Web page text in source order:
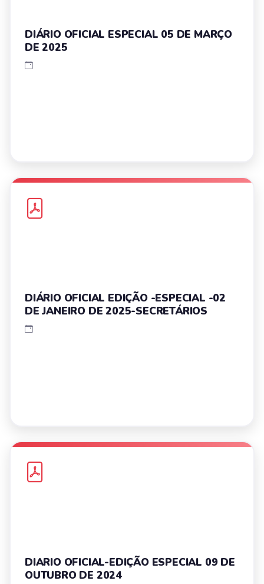
DIÁRIO OFICIAL ESPECIAL 05 DE MARÇO
DE 2025
DIÁRIO OFICIAL EDIÇÃO -ESPECIAL -02
DE JANEIRO DE 2025-SECRETÁRIOS
DIARIO OFICIAL-EDIÇÃO ESPECIAL 09 DE
OUTUBRO DE 2024